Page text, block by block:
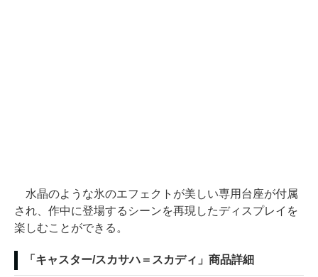
水晶のような氷のエフェクトが美しい専用台座が付属
され、作中に登場するシーンを再現したディスプレイを
楽しむことができる。
「キャスター/スカサハ＝スカディ」商品詳細